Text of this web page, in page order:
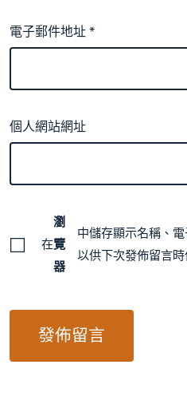
電子郵件地址*
個人網站網址
在
瀏
覽
器
中儲存顯示名稱、
以供下次發佈留言時